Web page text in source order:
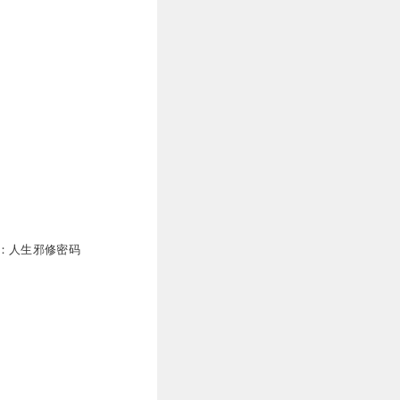
人生邪修密码